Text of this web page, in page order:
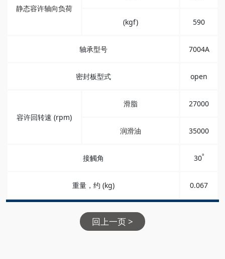
静态容许轴向负荷
(kgf) 590
轴承型号 7004A
密封板型式 open
容许回转速 (rpm)
滑脂 27000
润滑油 35000
接觸角 30°
重量，约 (kg) 0.067
回上一页 >